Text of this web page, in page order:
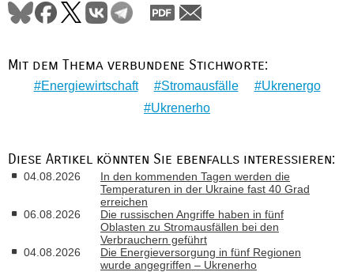
Mit dem Thema verbundene Stichworte:
Energiewirtschaft Stromausfälle
Ukrenergo
Ukrenerho
Diese Artikel könnten Sie ebenfalls interessieren:
04.08.2026
In den kommenden Tagen werden die
Temperaturen in der Ukraine fast 40 Grad
erreichen
06.08.2026
Die russischen Angriffe haben in fünf
Oblasten zu Stromausfällen bei den
Verbrauchern geführt
04.08.2026
Die Energieversorgung in fünf Regionen
wurde angegriffen – Ukrenerho